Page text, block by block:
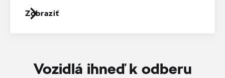
Zobraziť
Vozidlá ihneď k odberu